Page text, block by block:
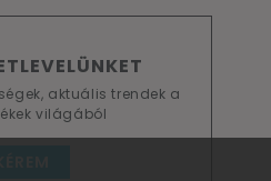
aktuális trendek a
világából